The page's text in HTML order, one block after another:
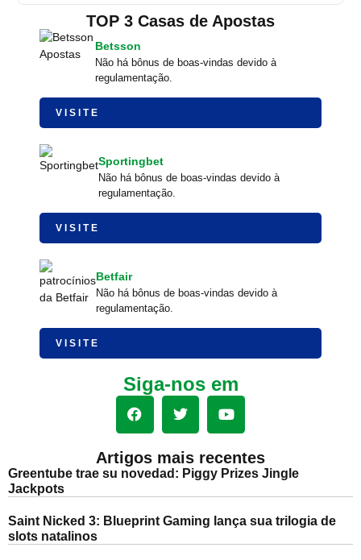
TOP 3 Casas de Apostas
Betsson
Não há bônus de boas-vindas devido à
regulamentação.
VISITE
Sportingbet
Não há bônus de boas-vindas devido à
regulamentação.
VISITE
Betfair
Não há bônus de boas-vindas devido à
regulamentação.
VISITE
Siga-nos em
Artigos mais recentes
Greentube trae su novedad: Piggy Prizes Jingle
Jackpots
Saint Nicked 3: Blueprint Gaming lança sua trilogia de
slots natalinos